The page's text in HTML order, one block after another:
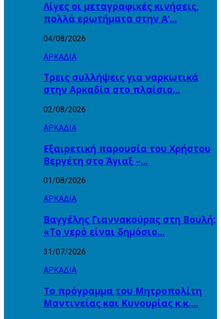
Λίγες οι μεταγραφικές κινήσεις,
πολλά ερωτήματα στην Α’…
04/08/2026
ΑΡΚΑΔΙΑ
Τρεις συλλήψεις για ναρκωτικά
στην Αρκαδία στο πλαίσιο…
02/08/2026
ΑΡΚΑΔΙΑ
Εξαιρετική παρουσία του Χρήστου
Βεργέτη στο Άγιαξ –…
01/08/2026
ΑΡΚΑΔΙΑ
Βαγγέλης Γιαννακούρας στη Βουλή:
«Το νερό είναι δημόσιο…
31/07/2026
ΑΡΚΑΔΙΑ
Το πρόγραμμα του Μητροπολίτη
Μαντινείας και Κυνουρίας κ.κ….